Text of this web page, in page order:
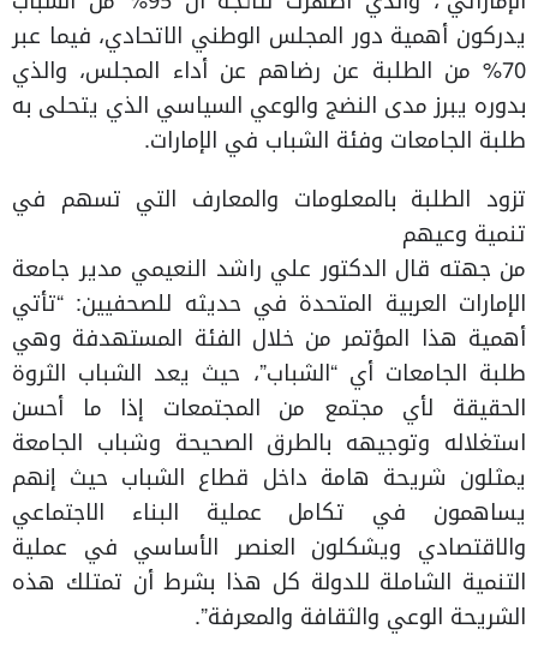
يدركون أهمية دور المجلس الوطني الاتحادي، فيما عبر
70% من الطلبة عن رضاهم عن أداء المجلس، والذي
بدوره يبرز مدى النضج والوعي السياسي الذي يتحلى به
طلبة الجامعات وفئة الشباب في الإمارات.
تزود الطلبة بالمعلومات والمعارف التي تسهم في
تنمية وعيهم
من جهته قال الدكتور علي راشد النعيمي مدير جامعة
الإمارات العربية المتحدة في حديثه للصحفيين: “تأتي
أهمية هذا المؤتمر من خلال الفئة المستهدفة وهي
طلبة الجامعات أي “الشباب”، حيث يعد الشباب الثروة
الحقيقة لأي مجتمع من المجتمعات إذا ما أحسن
استغلاله وتوجيهه بالطرق الصحيحة وشباب الجامعة
يمثلون شريحة هامة داخل قطاع الشباب حيث إنهم
يساهمون في تكامل عملية البناء الاجتماعي
والاقتصادي ويشكلون العنصر الأساسي في عملية
التنمية الشاملة للدولة كل هذا بشرط أن تمتلك هذه
الشريحة الوعي والثقافة والمعرفة”.